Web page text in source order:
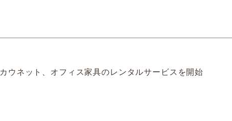
カウネット、オフィス家具のレンタルサービスを開始